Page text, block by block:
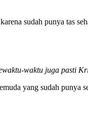
sudah punya tas
waktu juga pasti
yang sudah punya